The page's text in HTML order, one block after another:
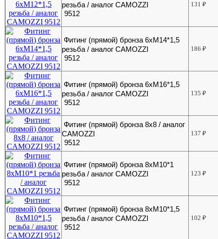
резьба / аналог CAMOZZI
9512
131₽
Фитинг (прямой) бронза 6хМ14*1,5
резьба / аналог CAMOZZI
9512
186₽
Фитинг (прямой) бронза 6хМ16*1,5
резьба / аналог CAMOZZI
9512
135₽
Фитинг (прямой) бронза 8х8 / аналог
CAMOZZI
9512
137₽
Фитинг (прямой) бронза 8хМ10*1
резьба / аналог CAMOZZI
9512
123₽
Фитинг (прямой) бронза 8хМ10*1,5
резьба / аналог CAMOZZI
9512
102₽